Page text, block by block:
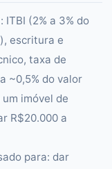
(2% a 3% do
escritura e
taxa de
~0,5% do valor
imóvel de
R$20.000 a
para: dar